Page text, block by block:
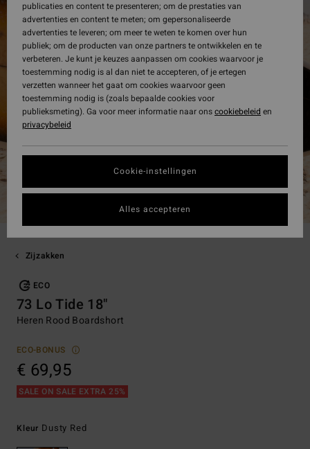
Zijzakken
ECO
73 Lo Tide 18"
Heren Rood Boardshort
ECO-BONUS
€ 69,95
SALE ON SALE EXTRA 25%
Kleur Dusty Red
publicaties en content te presenteren; om de prestaties van
advertenties en content te meten; om gepersonaliseerde
advertenties te leveren; om meer te weten te komen over hun
publiek; om de producten van onze partners te ontwikkelen en te
verbeteren. Je kunt je keuzes aanpassen om cookies waarvoor je
toestemming nodig is al dan niet te accepteren, of je ertegen
verzetten wanneer het gaat om cookies waarvoor geen
toestemming nodig is (zoals bepaalde cookies voor
publieksmeting). Ga voor meer informatie naar onscookiebeleid en
privacybeleid
Cookie-instellingen
Alles accepteren